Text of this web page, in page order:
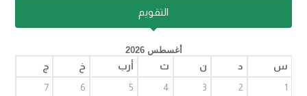
التقويم
أغسطس 2026
س د ن ث أرب خ
ج
1
2
3
4
5
6
7